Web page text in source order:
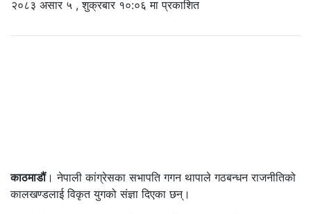
२०८३ असार ५ , शुक्रबार १०:०६ मा प्रकाशित
काठमाडौं। नेपाली कांग्रेसका सभापति गगन थापाले गठबन्धन राजनीतिको
कालखण्डलाई विकृत युगको संज्ञा दिएका छन्।